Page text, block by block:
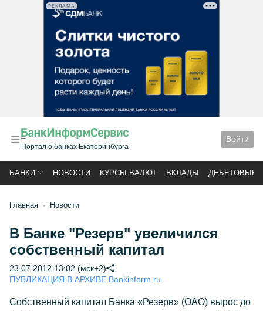
РЕКЛАМА
Портал о банках Екатеринбурга
Войти
БАНКИ НОВОСТИ КУРСЫ ВАЛЮТ ВКЛАДЫ ДЕБЕТОВЫЕ
Главная Новости
В Банке "Резерв" увеличился
собственный капитал
23.07.2012 13:02 (мск+2)
ПУБЛИКАЦИЯ В АРХИВЕ Bankinform.ru
Собственный капитал Банка «Резерв» (ОАО) вырос до